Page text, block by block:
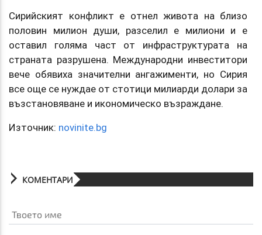
Сирийският конфликт е отнел живота на близо
половин милион души, разселил е милиони и е
оставил голяма част от инфраструктурата на
страната разрушена. Международни инвеститори
вече обявиха значителни ангажименти, но Сирия
все още се нуждае от стотици милиарди долари за
възстановяване и икономическо възраждане.
Източник: novinite.bg
КОМЕНТАРИ
Твоето име